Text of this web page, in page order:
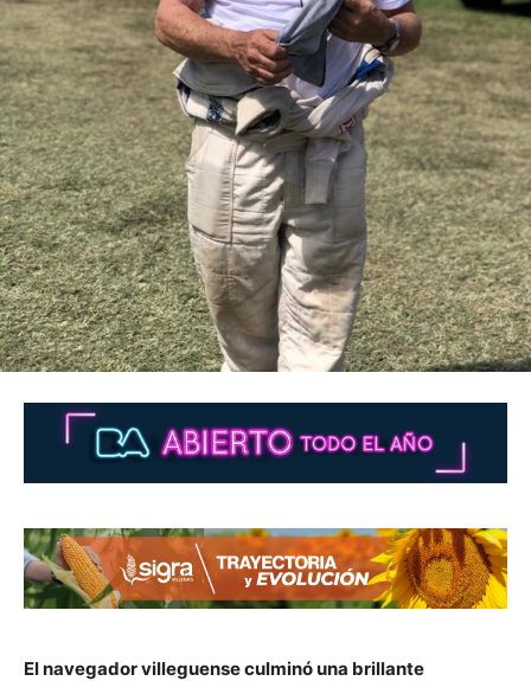
El navegador villeguense culminó una brillante